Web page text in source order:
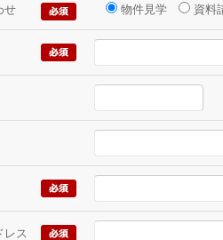
せ 物件見学 資料
レス